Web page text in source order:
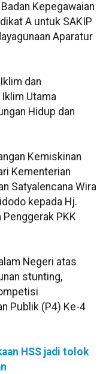
Kepegawaian
A untuk SAKIP
Aparatur
dan
Utama
Hidup dan
Kemiskinan
Kementerian
Satyalencana Wira
kepada Hj.
Penggerak PKK
Negeri atas
stunting,
Publik (P4) Ke-4
HSS jadi tolok